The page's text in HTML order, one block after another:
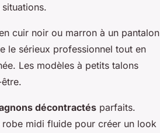
cuir noir ou marron à un pantalon
le sérieux professionnel tout en
Les modèles à petits talons
décontractés parfaits.
midi fluide pour créer un look